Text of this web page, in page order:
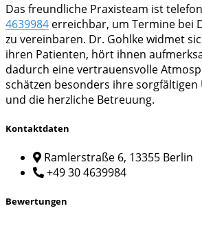
Das freundliche Praxisteam ist
4639984 erreichbar, um Termine bei
zu vereinbaren. Dr. Gohlke widmet
ihren Patienten, hört ihnen
dadurch eine vertrauensvolle
schätzen besonders ihre
und die herzliche Betreuung.
Kontaktdaten
Ramlerstraße 6, 13355 Berlin
+49 30 4639984
Bewertungen